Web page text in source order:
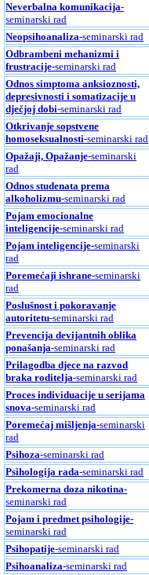
Neverbalna komunikacija-
seminarski rad
Neopsihoanaliza-seminarski rad
Odbrambeni mehanizmi i
frustracije-seminarski rad
Odnos simptoma anksioznosti,
depresivnosti i somatizacije u
dječjoj dobi-seminarski rad
Otkrivanje sopstvene
homoseksualnosti-seminarski rad
Opažaji, Opažanje-seminarski
rad
Odnos studenata prema
alkoholizmu-seminarski rad
Pojam emocionalne
inteligencije-seminarski rad
Pojam inteligencije-seminarski
rad
Poremećaji ishrane-seminarski
rad
Poslušnost i pokoravanje
autoritetu-seminarski rad
Prevencija devijantnih oblika
ponašanja-seminarski rad
Prilagodba djece na razvod
braka roditelja-seminarski rad
Proces individuacije u serijama
snova-seminarski rad
Poremećaj mišljenja-seminarski
rad
Psihoza-seminarski rad
Psihologija rada-seminarski rad
Prekomerna doza nikotina-
seminarski rad
Pojam i predmet psihologije-
seminarski rad
Psihopatije-seminarski rad
Psihoanaliza-seminarski rad